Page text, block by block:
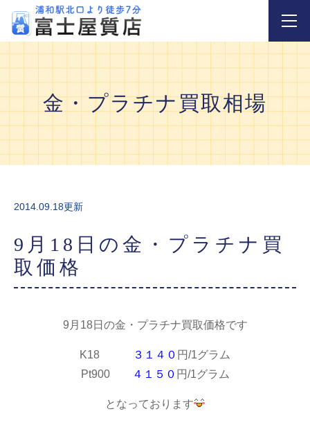
金・プラチナ買取相場
2014.09.18更新
9月18日の金・プラチナ買
取価格
9月18日の金・プラチナ買取価格です
K18 ３１４０ 円/1グラム
Pt900
４１５０ 円/1グラム
となっております